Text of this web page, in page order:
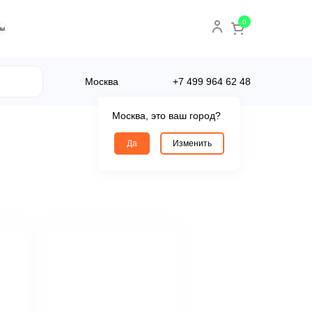
0
Москва, это ваш город?
Да Изменить
Москва +7 499 964 62 48